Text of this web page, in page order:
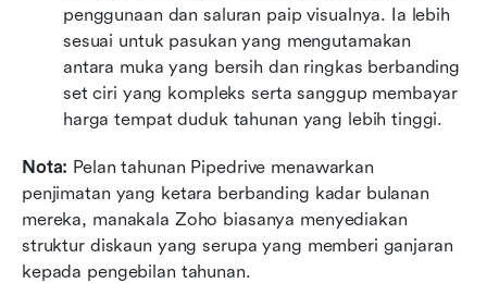
penggunaan dan saluran paip visualnya. Ia lebih
sesuai untuk pasukan yang mengutamakan
antara muka yang bersih dan ringkas berbanding
set ciri yang kompleks serta sanggup membayar
harga tempat duduk tahunan yang lebih tinggi.
Nota: Pelan tahunan Pipedrive menawarkan
penjimatan yang ketara berbanding kadar bulanan
mereka, manakala Zoho biasanya menyediakan
struktur diskaun yang serupa yang memberi ganjaran
kepada pengebilan tahunan.